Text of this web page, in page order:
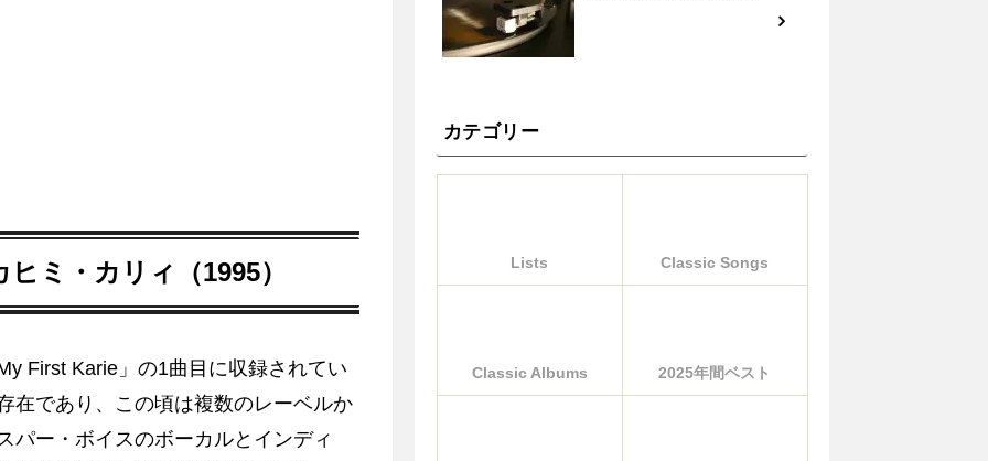
ミ・カリィ（1995）
First Karie」の1曲目に収録されてい
在であり、この頃は複数のレーベルか
パー・ボイスのボーカルとインディ
カテゴリー
Lists Classic Songs
Classic Albums 2025年間ベスト